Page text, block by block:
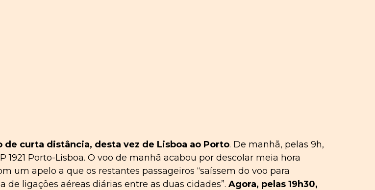
curta distância, desta vez de Lisboa ao Porto. De manhã, pelas 9h,
Porto-Lisboa. O voo de manhã acabou por descolar meia hora
um apelo a que os restantes passageiros “saíssem do voo para
ligações aéreas diárias entre as duas cidades”. Agora, pelas 19h30,